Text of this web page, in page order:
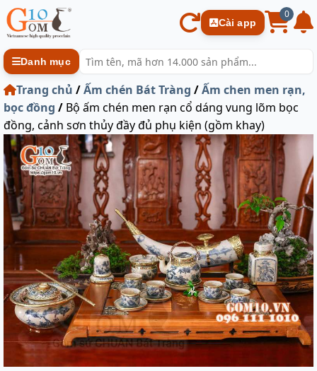
Cài app
0
Danh mục
Trang chủ /Ấm chén Bát Tràng /Ấm chen men rạn,
bọc đồng / Bộ ấm chén men rạn cổ dáng vung lõm bọc
đồng, cảnh sơn thủy đầy đủ phụ kiện (gồm khay)